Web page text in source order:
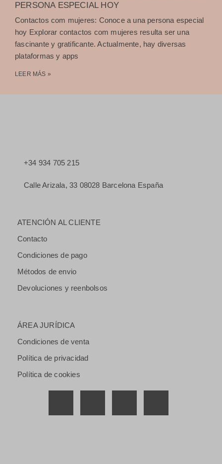
PERSONA ESPECIAL HOY
Contactos com mujeres: Conoce a una persona especial
hoy Explorar contactos com mujeres resulta ser una
fascinante y gratificante. Actualmente, hay diversas
plataformas y apps
LEER MÁS »
+34 934 705 215
Calle Arizala, 33 08028 Barcelona España
ATENCIÓN AL CLIENTE
Contacto
Condiciones de pago
Métodos de envio
Devoluciones y reenbolsos
ÁREA JURÍDICA
Condiciones de venta
Política de privacidad
Política de cookies